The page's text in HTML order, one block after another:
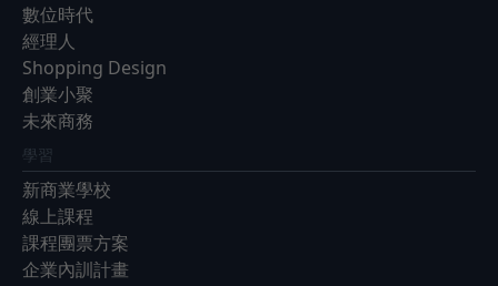
數位時代
經理人
Shopping Design
創業小聚
未來商務
學習
新商業學校
線上課程
課程團票方案
企業內訓計畫